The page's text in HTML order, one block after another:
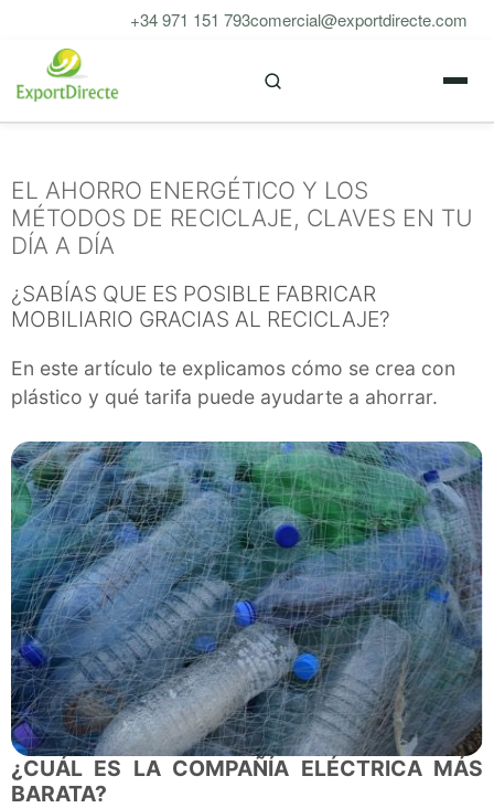
contenido
+34 971 151 793comercial@exportdirecte.com
EL AHORRO ENERGÉTICO Y LOS
MÉTODOS DE RECICLAJE, CLAVES EN TU
DÍA A DÍA
¿SABÍAS QUE ES POSIBLE FABRICAR
MOBILIARIO GRACIAS AL RECICLAJE?
En este artículo te explicamos cómo se crea con
plástico y qué tarifa puede ayudarte a ahorrar.
¿CUÁL ES LA COMPAÑÍA ELÉCTRICA MÁS
BARATA?